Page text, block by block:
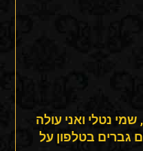
נטלי ואני עולה
בטלפון על